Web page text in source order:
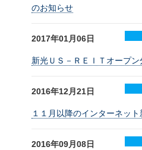
のお知らせ
2017年01月06日
新光ＵＳ－ＲＥＩＴオープ
2016年12月21日
１１月以降のインターネッ
2016年09月08日